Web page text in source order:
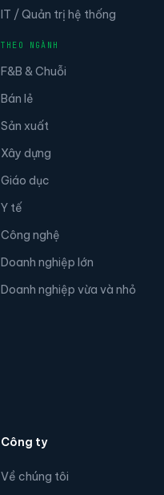
IT / Quản trị hệ thống
THEO NGÀNH
F&B & Chuỗi
Bán lẻ
Sản xuất
Xây dựng
Giáo dục
Y tế
Công nghệ
Doanh nghiệp lớn
Doanh nghiệp vừa và nhỏ
Công ty
Về chúng tôi